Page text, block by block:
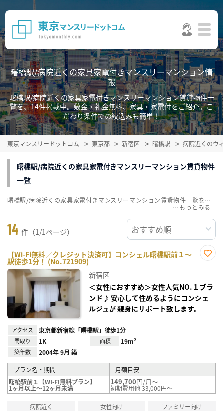
曙橋駅/病院近くの家具家電付きマンスリーマンション情
報
曙橋駅/病院近くの家具家電付きマンスリーマンション賃貸物件一
覧を、14件掲載中。敷金・礼金無料、家具・家電付をご紹介。こ
だわり条件での絞込みも簡単！
東京マンスリードットコム 東京都 新宿区 曙橋駅 病院近くのウ
曙橋駅/病院近くの家具家電付きマンスリーマンション賃貸物件
一覧
14 件（1/1ページ）
【Wi-Fi無料／クレジット決済可】コンシェル曙橋駅前１～
駅徒歩1分！ (No.721909)
録
新宿区
＜女性におすすめ＞女性人気NO.１ブラ
ンド♪ 安心して住めるようにコンシェ
ルジュが 親身にサポート致します。
アクセス 東京都新宿線「曙橋駅」徒歩1分
間取り 1K 面積 19m²
築年数 2004年 9月 築
プラン名・期間
月額目安
曙橋駅前１【WI-FI無料プラン】
1ヶ月以上～12ヶ月未満
149,700円/月～
初期費用他 33,000円～
病院近く 女性向け
ファミリー向け
曙橋駅/病院近くの家具家電付きマンスリーマンション賃貸物件一覧を、14件掲載中。敷金・礼金無料、家具・家電付をご紹介。こだわり条件での絞込みも簡単！
…